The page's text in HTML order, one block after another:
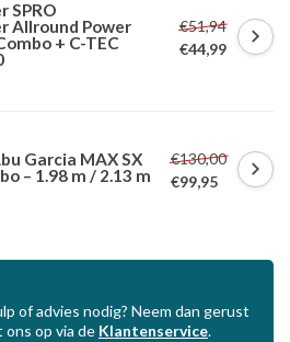
SPRO
Allround Power
+ C-TEC
€51,94
€44,99
Garcia MAX SX
– 1.98 m / 2.13 m
€130,00
€99,95
of advies nodig? Neem dan gerust
op via de Klantenservice.